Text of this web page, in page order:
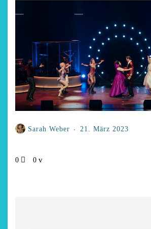
Sarah Weber 21. März 2023
0 0